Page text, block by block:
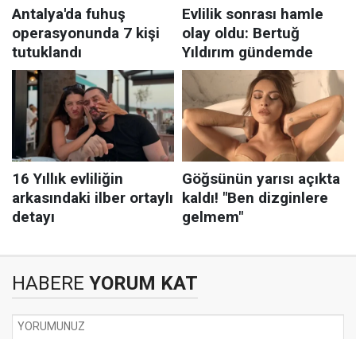
HABERE YORUM KAT